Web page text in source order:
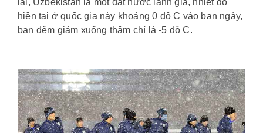
hiện tại ở quốc gia này khoảng 0 độ C vào ban ngày,
ban đêm giảm xuống thậm chí là -5 độ C.